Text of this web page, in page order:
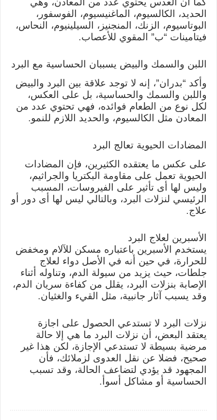
الحديد، الكالسيوم، الماغنيسيوم، الفوسفور،
البوتاسيوم، الزنك، المنجنيز، السيلينيوم، النحاس،
فيتامينات “ب” المقوي للأعصاب.
اللبن والسمك والبيض يسببان الحساسية مع البرد
وأكد “بدران”، إنه لا توجد علاقة بين البرد والبيض
واللبن والسمك والحساسية، بل على العكس،
لكل نوع من الطعام فوائده، فهي تحتوي عدد من
المعادن مثل الكالسيوم، والحديد اللازم للنمو.
المضادات الحيوية تعالج البرد
على عكس ما يعتقده الكثيرين، فإن المضادات
الحيوية تعمل على مقاومة البكتريا والجراثيم،
وليس لها أى تأثير على الفيروسات، المسبب
الرئيسي لنزلات البرد، وبالتالي ليس لها أى دور أو
علاج.
الأسبرين لعلاج البرد
يستخدم الأسبرين باعتباره مسكن للآلام ومخفض
للحرارة، في حين أنه في الأصل دواء لعلاج
جلطات، حيث يزيد من سيولة الدم، وتناوله أثناء
الإصابة بنزلات البرد، يقلل من كفاءة سريان الدم،
وقد يسبب آثار جانبية، مثل القيء والغثيان.
نزلات البرد لا تستدعي الحصول على اجازة
يعتقد البعض، أن نزلات البرد ما هي إلا حالة
مرضية بسيطة لا تستدعي الإجازة، لكن هذا غير
صحيح، فضلا عن نقل العدوى لزملائك، فأن
المجهود قد يؤدي لتضاعف الحالة، وقد تسبب
الحساسية أو مشاكل أسوأ.